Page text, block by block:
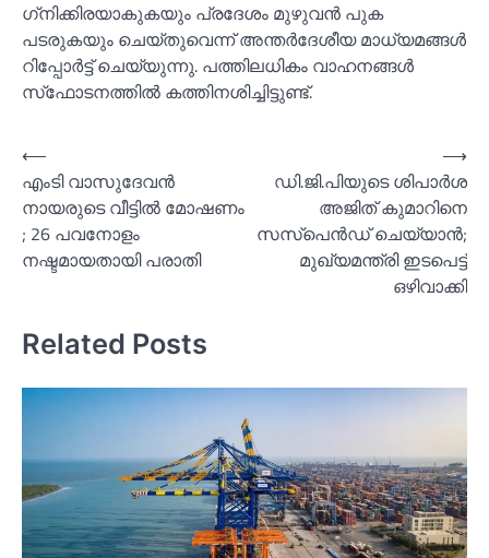
ഗ്‌നിക്കിരയാകുകയും പ്രദേശം മുഴുവന്‍ പുക
പടരുകയും ചെയ്തുവെന്ന് അന്തര്‍ദേശീയ മാധ്യമങ്ങള്‍
റിപ്പോര്‍ട്ട് ചെയ്യുന്നു. പത്തിലധികം വാഹനങ്ങള്‍
സ്‌ഫോടനത്തില്‍ കത്തിനശിച്ചിട്ടുണ്ട്.
Post
navigation
⟵
എംടി വാസുദേവന്‍
നായരുടെ വീട്ടില്‍ മോഷണം
; 26 പവനോളം
നഷ്ടമായതായി പരാതി
ഡി.ജി.പിയുടെ ശിപാര്‍ശ
അജിത് കുമാറിനെ
സസ്പെൻഡ് ചെയ്യാൻ;
മുഖ്യമന്ത്രി ഇടപെട്ട്
ഒഴിവാക്കി
⟶
Related Posts